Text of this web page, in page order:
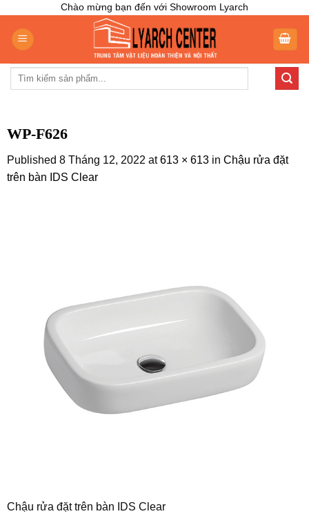
content
Chào mừng bạn đến với Showroom Lyarch
Tìm
WP-F626
Published 8 Tháng 12, 2022 at613 × 613 in Chậu rửa đặt
trên bàn IDS Clear
Chậu rửa đặt trên bàn IDS Clear